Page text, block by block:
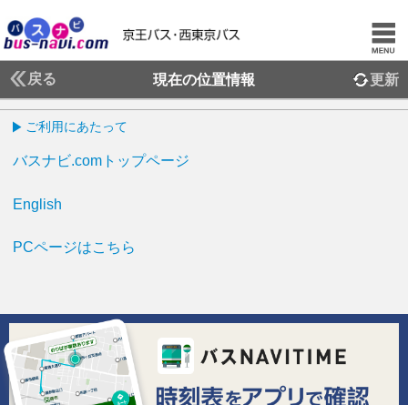
戻る 現在の位置情報 更新
ご利用にあたって
バスナビ.comトップページ
English
PCページはこちら